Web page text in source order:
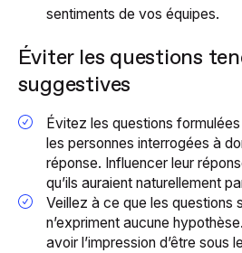
sentiments de vos équipes.
Éviter les questions
suggestives
Évitez les questions
les personnes interrogées à
réponse. Influencer leur
qu’ils auraient naturellement
Veillez à ce que les questions
n’expriment aucune
avoir l’impression d’être sous